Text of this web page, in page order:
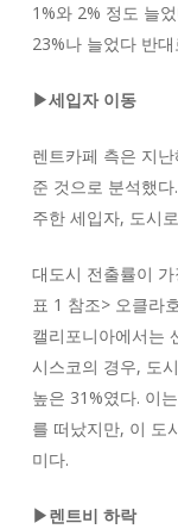
1%와 2% 정도 늘
23%나 늘었다 반
▶세입자 이동
렌트카페 측은 지
준 것으로 분석했
주한 세입자, 도시
대도시 전출률이
표 1 참조> 오클라
캘리포니아에서는
시스코의 경우, 도
높은 31%였다. 이
를 떠났지만, 이 도
미다.
▶렌트비 하락